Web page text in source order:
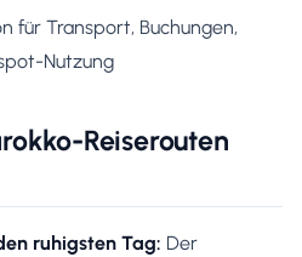
für Transport, Buchungen,
Nutzung
Reiserouten
ruhigsten Tag: Der